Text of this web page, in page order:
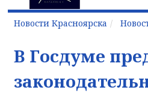
Новости Красноярска
В Госдуме